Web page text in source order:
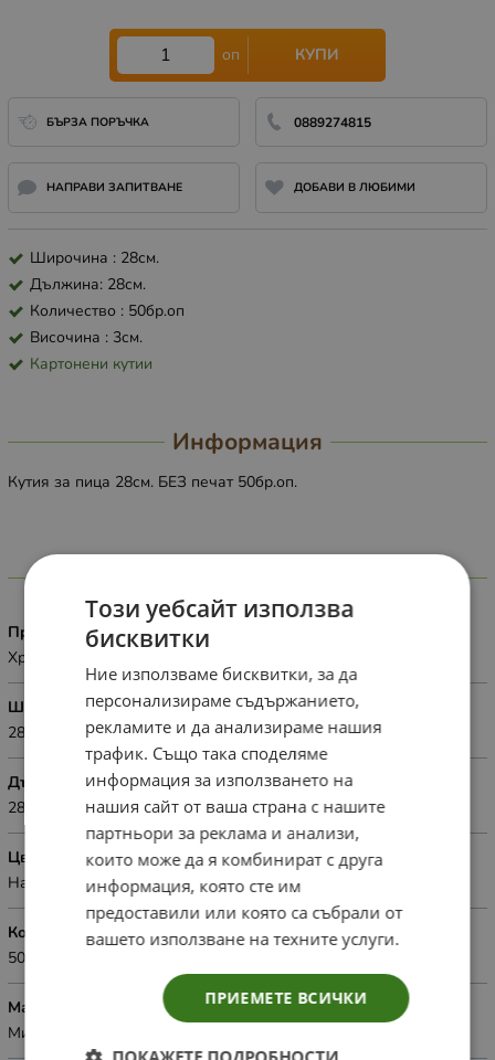
оп КУПИ
БЪРЗА ПОРЪЧКА 0889274815
НАПРАВИ ЗАПИТВАНЕ ДОБАВИ В ЛЮБИМИ
Широчина : 28см.
Дължина: 28см.
Количество : 50бр.оп
Височина : 3см.
Картонени кутии
Информация
Кутия за пица 28см. БЕЗ печат 50бр.оп.
Приложение
Хранителни цели
Широчина
28см.
Дължина
28см.
Цвят
Натурален
Количество
50бр.оп
Материал
Микровелпапе
Този уебсайт използва
бисквитки
Ние използваме бисквитки, за да
персонализираме съдържанието,
рекламите и да анализираме нашия
трафик. Също така споделяме
информация за използването на
нашия сайт от ваша страна с нашите
партньори за реклама и анализи,
които може да я комбинират с друга
информация, която сте им
предоставили или която са събрали от
вашето използване на техните услуги.
ПРИЕМЕТЕ ВСИЧКИ